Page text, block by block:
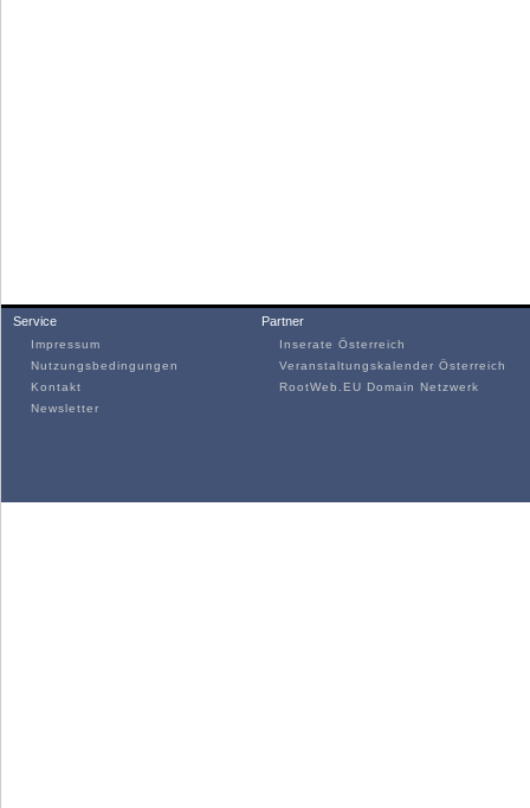
Service
Impressum
Nutzungsbedingungen
Kontakt
Newsletter
Partner
Inserate Österreich
Veranstaltungskalender Österreich
RootWeb.EU Domain Netzwerk